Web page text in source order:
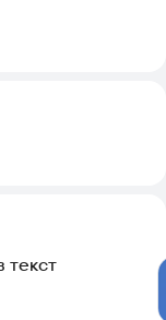
текст